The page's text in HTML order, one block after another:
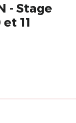
- Stage
11